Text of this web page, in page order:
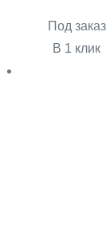
Под заказ
В 1 клик